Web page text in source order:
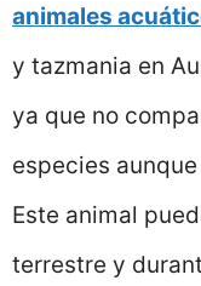
animales
y tazmania en
ya que no
especies
Este animal
terrestre y